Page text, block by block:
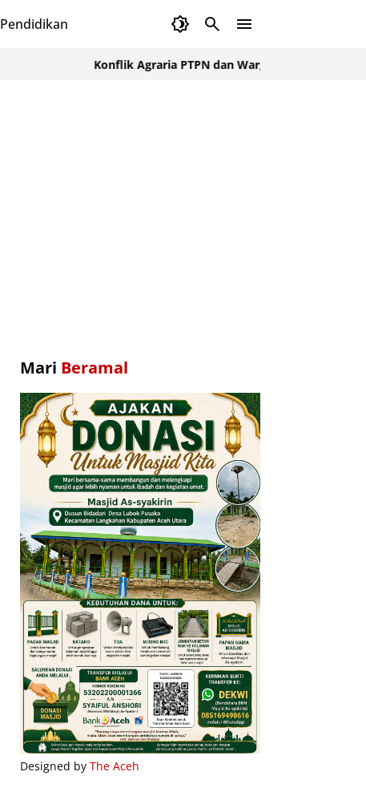
Pendidikan
Konflik Agraria PTPN dan Warga Cot Girek Aceh Utara
Mari Beramal
Designed by The Aceh